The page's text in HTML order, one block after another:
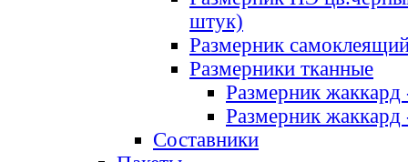
штук)
Размерник
Размерники тканные
Размерник
Размерник
Составники